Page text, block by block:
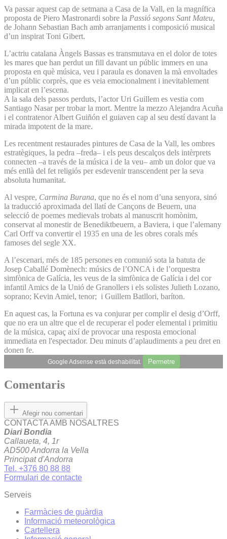
Va passar aquest cap de setmana a Casa de la Vall, en la magnífica
proposta de Piero Mastronardi sobre la Passió segons Sant Mateu,
de Johann Sebastian Bach amb arranjaments i composició musical
d’un inspirat Toni Gibert.
L’actriu catalana Àngels Bassas es transmutava en el dolor de totes
les mares que han perdut un fill davant un públic immers en una
proposta en què música, veu i paraula es donaven la mà envoltades
d’un públic corprès, que es veia emocionalment i inevitablement
implicat en l’escena.
A la sala dels passos perduts, l’actor Uri Guillem es vestia com
Santiago Nasar per trobar la mort. Mentre la mezzo Alejandra Acuña
i el contratenor Albert Guiñón el guiaven cap al seu destí davant la
mirada impotent de la mare.
Les recentment restaurades pintures de Casa de la Vall, les ombres
estratègiques, la pedra –freda– i els peus descalços dels intèrprets
connecten –a través de la música i de la veu– amb un dolor que va
més enllà del fet religiós per esdevenir transcendent per la seva
absoluta humanitat.
Al vespre, Carmina Burana, que no és el nom d’una senyora, sinó
la traducció aproximada del llatí de Cançons de Beuern, una
selecció de poemes medievals trobats al manuscrit homònim,
conservat al monestir de Benediktbeuern, a Baviera, i que l’alemany
Carl Orff va convertir el 1935 en una de les obres corals més
famoses del segle XX.
A l’escenari, més de 185 persones en comunió sota la batuta de
Josep Caballé Domènech: músics de l’ONCA i de l’orquestra
simfònica de Galícia, les veus de la simfònica de Galícia i del cor
infantil Amics de la Unió de Granollers i els solistes Julieth Lozano,
soprano; Kevin Amiel, tenor; i Guillem Batllori, baríton.
En aquest cas, la Fortuna es va conjurar per complir el desig d’Orff,
que no era un altre que el de recuperar el poder elemental i primitiu
de la música, capaç així de provocar una resposta emocional
immediata en l'espectador. Deu minuts d’aplaudiments a peu dret en
donen fe.
Google Adsense està deshabilitat. Permetre
Comentaris
Afegir nou comentari
CONTACTA AMB NOSALTRES
Diari Bondia
Callaueta, 4, 1r
AD500 Andorra la Vella
Principat d'Andorra
Tel. +376 80 88 88
Formulari de contacte
Serveis
Farmàcies de guàrdia
Informació meteorològica
Cartellera